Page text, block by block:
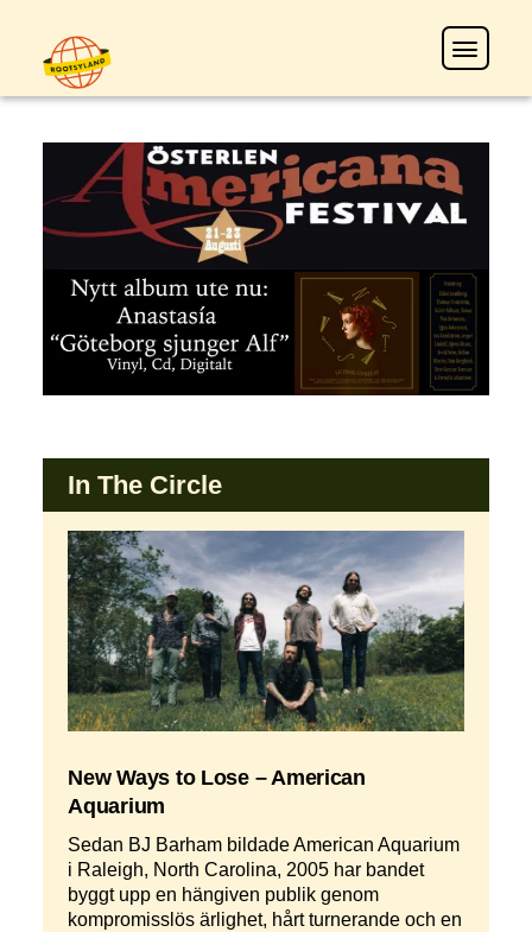
In The Circle
New Ways to Lose – American
Aquarium
Sedan BJ Barham bildade American Aquarium
i Raleigh, North Carolina, 2005 har bandet
byggt upp en hängiven publik genom
kompromisslös ärlighet, hårt turnerande och en